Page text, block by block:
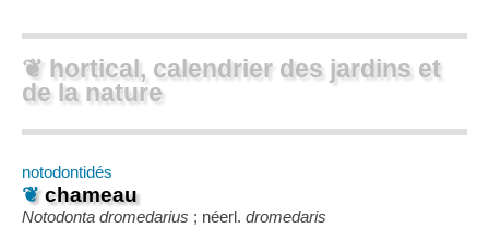
❦ hortical, calendrier des jardins et
de la nature
notodontidés
❦chameau
Notodonta dromedarius ; néerl. dromedaris